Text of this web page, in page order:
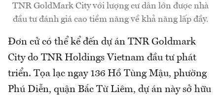
TNR GoldMark City với lượng cư dân lớn được nhà
đầu tư đánh giá cao tiềm năng về khả năng lấp đầy.
Đơn cử có thể kể đến dự án TNR Goldmark
City do TNR Holdings Vietnam đầu tư phát
triển. Tọa lạc ngay 136 Hồ Tùng Mậu, phường
Phú Diễn, quận Bắc Từ Liêm, dự án này sở hữu